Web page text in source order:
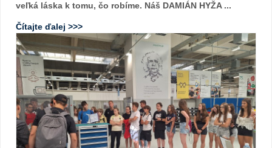
veľká láska k tomu, čo robíme. Náš DAMIÁN HYŽA ...
Čítajte ďalej >>>